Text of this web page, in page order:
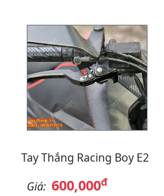
Tay Thắng Racing Boy E2
Giá: 600,000đ